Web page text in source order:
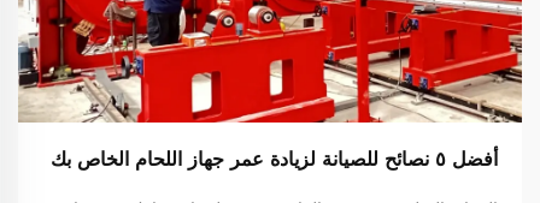
أفضل ٥ نصائح للصيانة لزيادة عمر جهاز اللحام الخاص بك